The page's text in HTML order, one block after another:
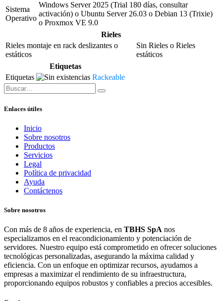
Sistema
Operativo
Windows Server 2025 (Trial 180 días, consultar
activación) o Ubuntu Server 26.03 o Debian 13 (Trixie)
o Proxmox VE 9.0
Rieles
Rieles montaje en rack deslizantes o
estáticos
Sin Rieles o Rieles
estáticos
Etiquetas
Etiquetas
Rackeable
Enlaces útiles
Inicio
Sobre nosotros
Productos
Servicios
Legal
Política de privacidad
Ayuda
Contáctenos
Sobre nosotros
Con más de 8 años de experiencia, en TBHS SpA nos
especializamos en el reacondicionamiento y potenciación de
servidores. Nuestro equipo está comprometido en ofrecer soluciones
tecnológicas personalizadas, asegurando la máxima calidad y
eficiencia. Con un enfoque en optimizar recursos, ayudamos a
empresas a maximizar el rendimiento de su infraestructura,
proporcionando equipos robustos y confiables a precios accesibles.